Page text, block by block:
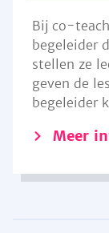
Bij co-
begeleider
stellen ze
geven de
begeleider
Meer